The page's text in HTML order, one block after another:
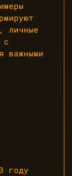
личные
с
важными
году